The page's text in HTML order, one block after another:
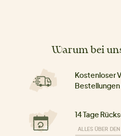
Warum bei
Kostenloser
Bestellungen
14 Tage
ALLES ÜBER